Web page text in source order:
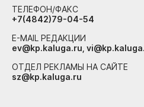
ТЕЛЕФОН/ФАКС
+7(4842)79-04-54
E-MAIL РЕДАКЦИИ
ev@kp.kaluga.ru,
ОТДЕЛ РЕКЛАМЫ НА САЙТЕ
sz@kp.kaluga.ru